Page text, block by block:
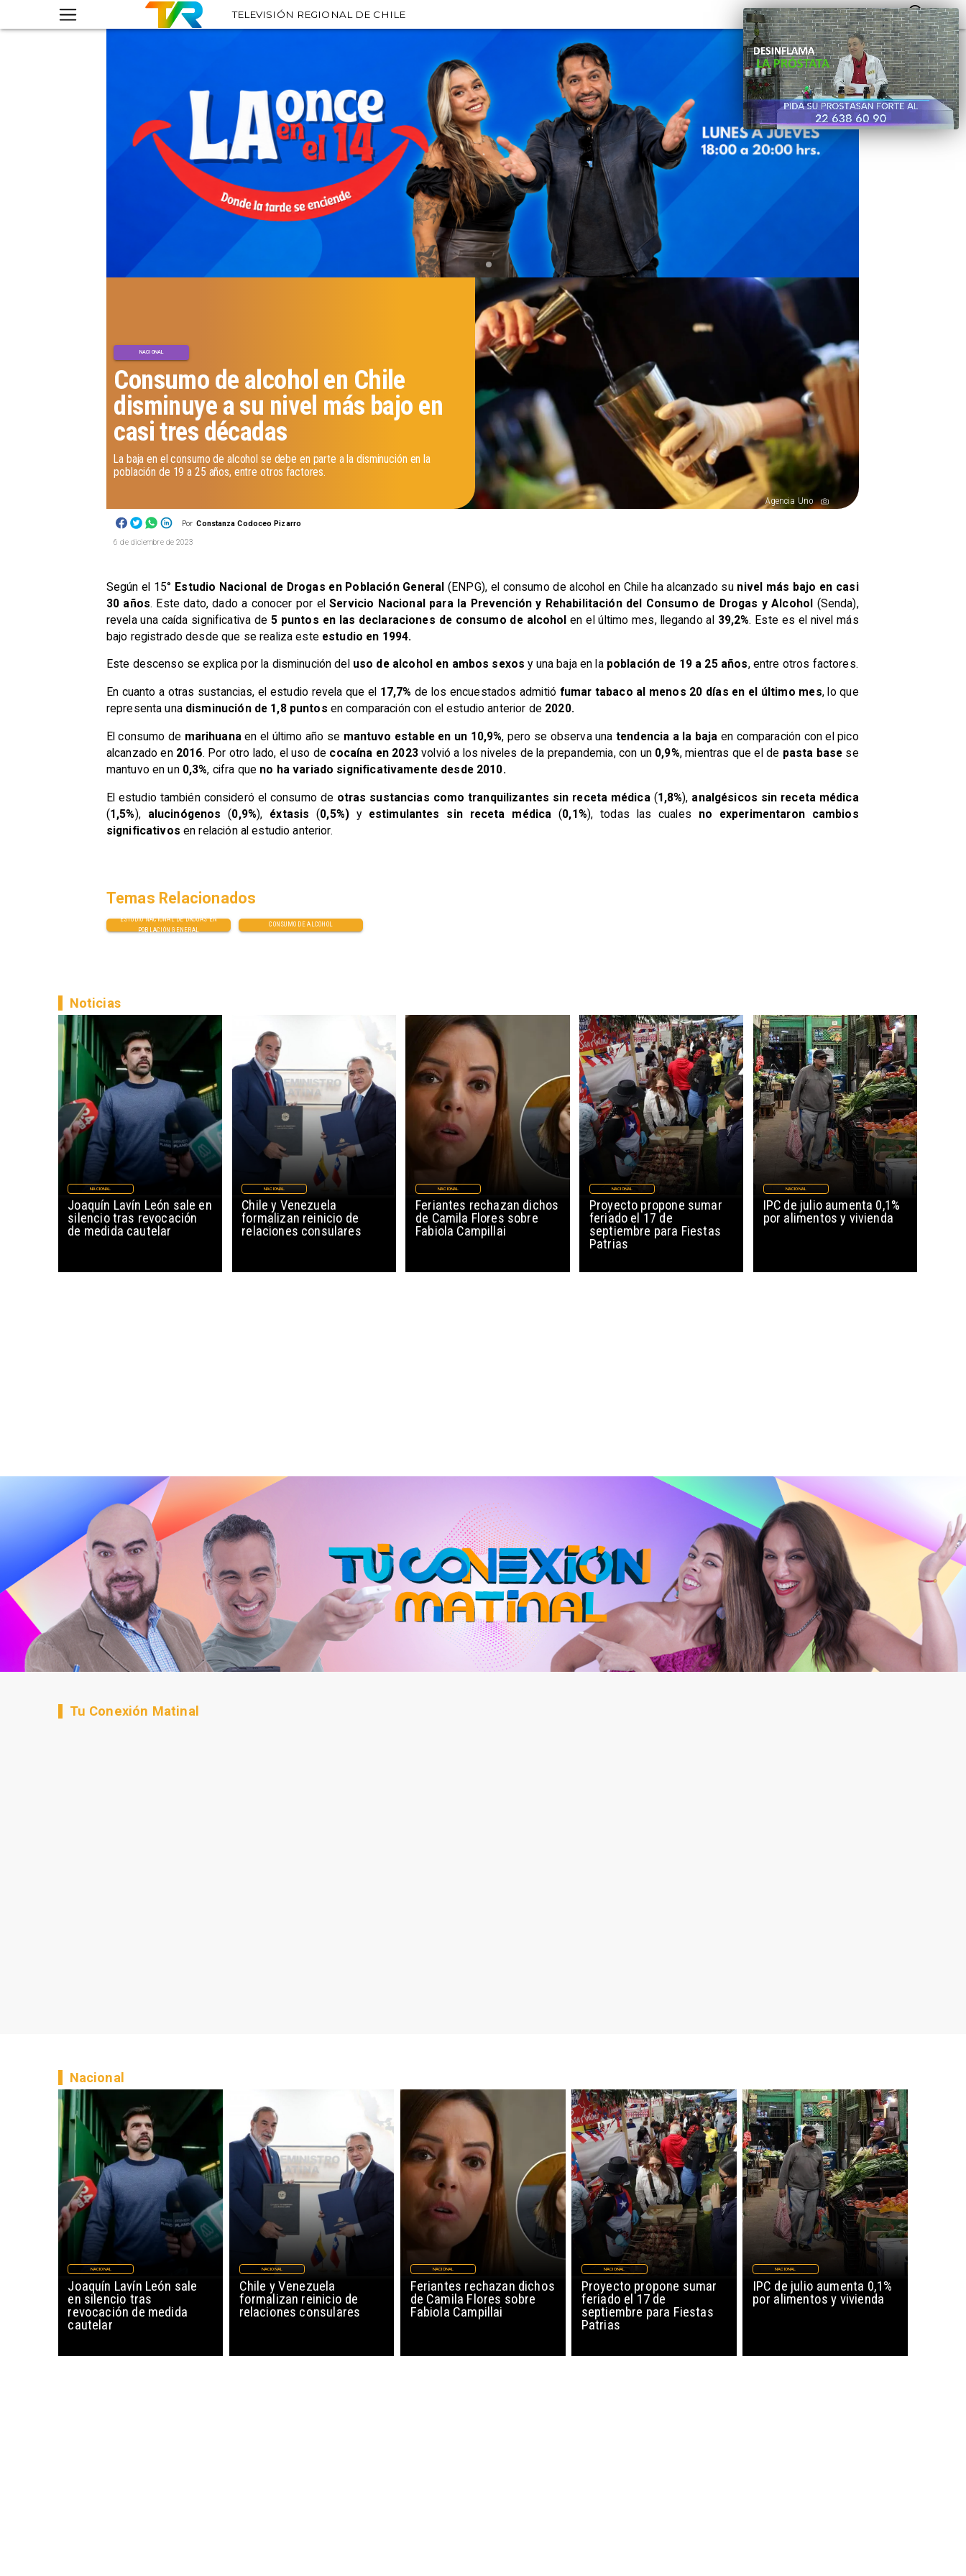
TELEVISIÓN REGIONAL DE CHILE
Agencia Uno
Por Constanza Codoceo Pizarro
Consumo de alcohol en Chile
disminuye a su nivel más bajo en
casi tres décadas
NACIONAL
La baja en el consumo de alcohol se debe en parte a la disminución en la
población de 19 a 25 años, entre otros factores.
6 de diciembre de 2023
Según el 15° Estudio Nacional de Drogas en Población General (ENPG), el consumo de alcohol en Chile ha alcanzado su nivel más bajo en casi
30 años. Este dato, dado a conocer por elServicio Nacional para la Prevención y Rehabilitación del Consumo de Drogas y Alcohol (Senda),
revela una caída significativa de 5 puntos en las declaraciones de consumo de alcoholen el último mes, llegando al 39,2%. Este es el nivel más
bajo registrado desde que se realiza este estudio en 1994.
Este descenso se explica por la disminución del uso de alcohol en ambos sexosy una baja en la población de 19 a 25 años, entre otros factores.
En cuanto a otras sustancias, el estudio revela que el 17,7% de los encuestados admitió fumar tabaco al menos 20 días en el último mes, lo que
representa una disminución de 1,8 puntos en comparación con el estudio anterior de 2020.
El consumo de marihuanaen el último año se mantuvo estable en un 10,9%, pero se observa una tendencia a la baja en comparación con el pico
alcanzado en 2016. Por otro lado, el uso de cocaína en 2023volvió a los niveles de la prepandemia, con un 0,9%, mientras que el de pasta base se
mantuvo en un 0,3%, cifra que no ha variado significativamente desde 2010.
El estudio también consideró el consumo de otras sustancias como tranquilizantes sin receta médica (1,8%), analgésicos sin receta médica
(1,5%), alucinógenos (0,9%), éxtasis (0,5%) y estimulantes sin receta médica (0,1%), todas las cuales no experimentaron cambios
significativos en relación al estudio anterior.
ESTUDIO NACIONAL DE DROGAS EN
POBLACIÓN GENERAL
CONSUMO DE ALCOHOL
Temas Relacionados
Joaquín Lavín León sale en
silencio tras revocación
de medida cautelar
NACIONAL
Noticias
Chile y Venezuela
formalizan reinicio de
relaciones consulares
NACIONAL
Feriantes rechazan dichos
de Camila Flores sobre
Fabiola Campillai
NACIONAL
Proyecto propone sumar
feriado el 17 de
septiembre para Fiestas
Patrias
NACIONAL
IPC de julio aumenta 0,1%
por alimentos y vivienda
NACIONAL
Tu Conexión Matinal
Joaquín Lavín León sale
en silencio tras
revocación de medida
cautelar
NACIONAL
Chile y Venezuela
formalizan reinicio de
relaciones consulares
NACIONAL
Feriantes rechazan dichos
de Camila Flores sobre
Fabiola Campillai
NACIONAL
Proyecto propone sumar
feriado el 17 de
septiembre para Fiestas
Patrias
NACIONAL
IPC de julio aumenta 0,1%
por alimentos y vivienda
NACIONAL
Nacional